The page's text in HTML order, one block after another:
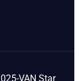
VAN Star